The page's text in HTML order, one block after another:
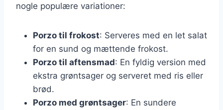
nogle populære variationer:
Porzo til frokost: Serveres med en let salat
for en sund og mættende frokost.
Porzo til aftensmad: En fyldig version med
ekstra grøntsager og serveret med ris eller
brød.
Porzo med grøntsager: En sundere